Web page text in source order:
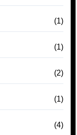
(1)
(1)
(2)
(1)
(4)